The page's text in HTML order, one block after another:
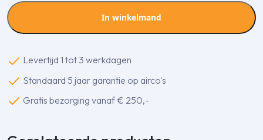
B
lange
90
gr.
aantal
In winkelmand
Levertijd 1 tot 3 werkdagen
Standaard 5 jaar garantie op airco's
Gratis bezorging vanaf € 250,-